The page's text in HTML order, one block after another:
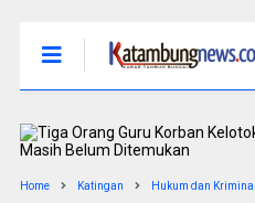
Home Katingan Hukum dan Kriminal